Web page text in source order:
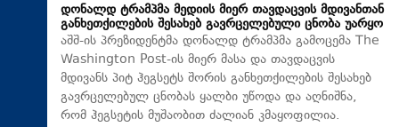
დონალდ ტრამპმა მედიის მიერ თავდაცვის მდივანთან
განხეთქილების შესახებ გავრცელებული ცნობა უარყო
აშშ-ის პრეზიდენტმა დონალდ ტრამპმა გამოცემა The
Washington Post-ის მიერ მასა და თავდაცვის
მდივანს პიტ ჰეგსეტს შორის განხეთქილების შესახებ
გავრცელებულ ცნობას ყალბი უწოდა და აღნიშნა,
რომ ჰეგსეტის მუშაობით ძალიან კმაყოფილია.